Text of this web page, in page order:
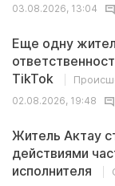
03.08.2026, 13:04
Еще одну
TikTok
02.08.2026, 19:48
Житель Актау
действиями
исполнителя